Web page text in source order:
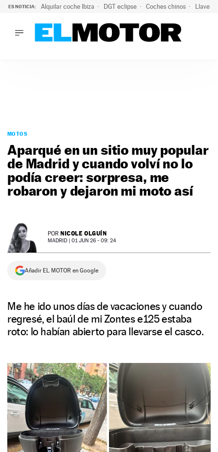
ES NOTICIA: Alquilar coche Ibiza DGT eclipse Coches chinos Llaves
PODCAST
MOTOS
TECNOLOGÍA
SUPERCOCHES
MOTORTV
NEWSLETTER
MOTOS
Aparqué en un sitio muy popular
de Madrid y cuando volví no lo
podía creer: sorpresa, me
robaron y dejaron mi moto así
POR NICOLE OLGUÍN
MADRID | 01 JUN 26 - 09: 24
Añadir EL MOTOR en Google
Me he ido unos días de vacaciones y cuando
regresé, el baúl de mi Zontes e125 estaba
roto: lo habían abierto para llevarse el casco.